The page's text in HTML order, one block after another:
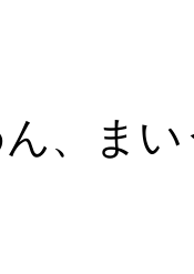
、ま